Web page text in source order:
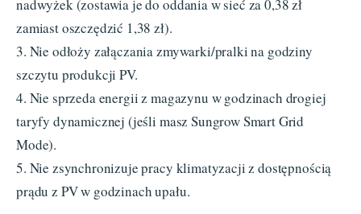
nadwyżek (zostawia je do oddania w sieć za 0,38 zł
zamiast oszczędzić 1,38 zł).
3. Nie odłoży załączania zmywarki/pralki na godziny
szczytu produkcji PV.
4. Nie sprzeda energii z magazynu w godzinach drogiej
taryfy dynamicznej (jeśli masz Sungrow Smart Grid
Mode).
5. Nie zsynchronizuje pracy klimatyzacji z dostępnością
prądu z PV w godzinach upału.